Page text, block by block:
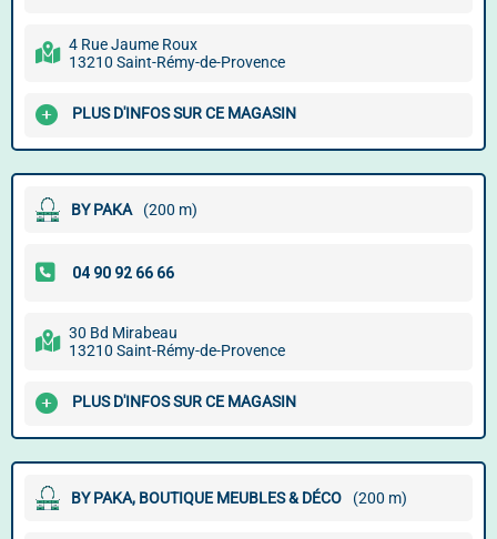
4 Rue Jaume Roux
13210 Saint-Rémy-de-Provence
PLUS D'INFOS SUR CE MAGASIN
BY PAKA (200 m)
30 Bd Mirabeau
13210 Saint-Rémy-de-Provence
PLUS D'INFOS SUR CE MAGASIN
BY PAKA, BOUTIQUE MEUBLES & DÉCO (200 m)